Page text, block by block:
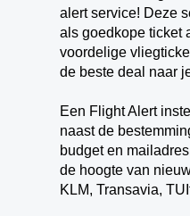
alert service! Deze
als goedkope ticket
voordelige
de beste deal naar
Een Flight Alert
naast de
budget en
de hoogte van
KLM, Transavia,